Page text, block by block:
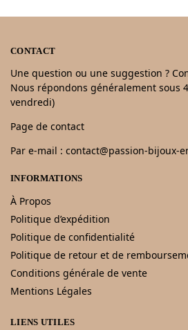
CONTACT
Une question ou une suggestion ?
Nous répondons généralement sous
vendredi)
Page de contact
Par e-mail : contact@passion-bijoux-
INFORMATIONS
À Propos
Politique d’expédition
Politique de confidentialité
Politique de retour et de
Conditions générale de vente
Mentions Légales
LIENS UTILES